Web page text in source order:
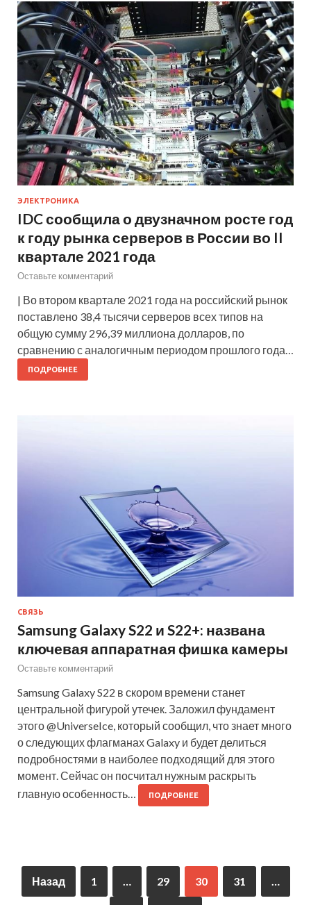
ЭЛЕКТРОНИКА
IDC сообщила о двузначном росте год
к году рынка серверов в России во II
квартале 2021 года
Оставьте комментарий
| Во втором квартале 2021 года на российский рынок
поставлено 38,4 тысячи серверов всех типов на
общую сумму 296,39 миллиона долларов, по
сравнению с аналогичным периодом прошлого года…
ПОДРОБНЕЕ
СВЯЗЬ
Samsung Galaxy S22 и S22+: названа
ключевая аппаратная фишка камеры
Оставьте комментарий
Samsung Galaxy S22 в скором времени станет
центральной фигурой утечек. Заложил фундамент
этого @UniverseIce, который сообщил, что знает много
о следующих флагманах Galaxy и будет делиться
подробностями в наиболее подходящий для этого
момент. Сейчас он посчитал нужным раскрыть
главную особенность…
ПОДРОБНЕЕ
Назад 1 29 30 31